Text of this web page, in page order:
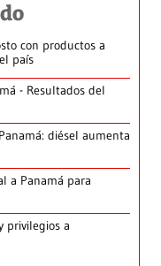
con productos a
país
- Resultados del
diésel aumenta
a Panamá para
privilegios a